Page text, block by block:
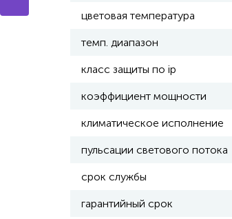
цветовая температура
темп. диапазон
класс защиты по ip
коэффициент мощности
климатическое исполнение
пульсации светового потока
срок службы
гарантийный срок